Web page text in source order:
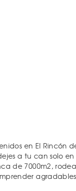
en El Rincón
a tu can solo
de 7000m2,